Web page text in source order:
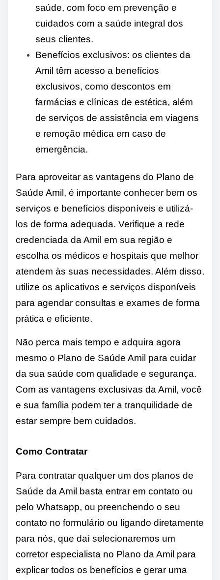
saúde, com foco em prevenção e
cuidados com a saúde integral dos
seus clientes.
Benefícios exclusivos: os clientes da
Amil têm acesso a benefícios
exclusivos, como descontos em
farmácias e clínicas de estética, além
de serviços de assistência em viagens
e remoção médica em caso de
emergência.
Para aproveitar as vantagens do Plano de
Saúde Amil, é importante conhecer bem os
serviços e benefícios disponíveis e utilizá-
los de forma adequada. Verifique a rede
credenciada da Amil em sua região e
escolha os médicos e hospitais que melhor
atendem às suas necessidades. Além disso,
utilize os aplicativos e serviços disponíveis
para agendar consultas e exames de forma
prática e eficiente.
Não perca mais tempo e adquira agora
mesmo o Plano de Saúde Amil para cuidar
da sua saúde com qualidade e segurança.
Com as vantagens exclusivas da Amil, você
e sua família podem ter a tranquilidade de
estar sempre bem cuidados.
Como Contratar
Para contratar qualquer um dos planos de
Saúde da Amil basta entrar em contato ou
pelo Whatsapp, ou preenchendo o seu
contato no formulário ou ligando diretamente
para nós, que daí selecionaremos um
corretor especialista no Plano da Amil para
explicar todos os benefícios e gerar uma